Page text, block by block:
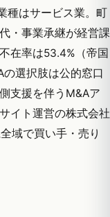
種はサービス業。町
・事業承継が経営課
在率は53.4%（帝国
選択肢は公的窓口
支援を伴うM&Aア
イト運営の株式会社
域で買い手・売り